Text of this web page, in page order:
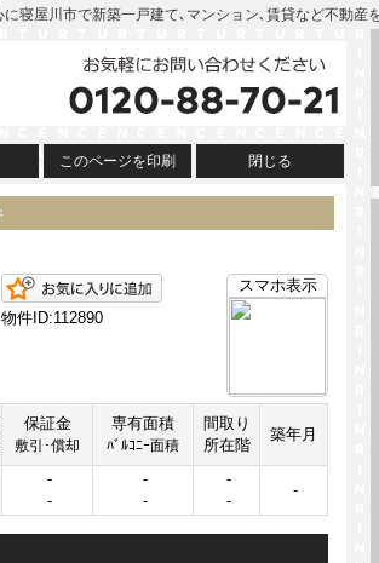
寝屋川市で新築一戸建て､マンション､賃貸など不動産
このページを印刷 閉じる
スマホ表示
お気に入りに追加
物件ID:112890
保証金
敷引･償却
専有面積
ﾊﾞﾙｺﾆｰ面積
間取り
所在階
築年月
-
-
-
-
-
-
-